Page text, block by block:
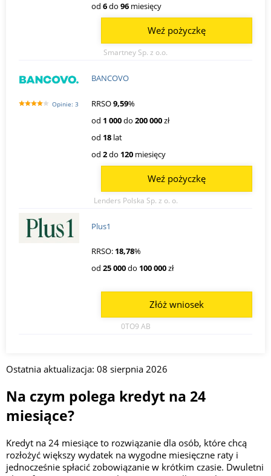
od 6do 96 miesięcy
Smartney Sp. z o.o.
Weź pożyczkę
Opinie: 3
BANCOVO
RRSO9,59%
od 1 000do 200 000zł
od 18 lat
od 2do 120 miesięcy
Lenders Polska Sp. z o. o.
Weź pożyczkę
Plus1
RRSO: 18,78%
od 25 000do 100 000zł
0TO9 AB
Złóż wniosek
Ostatnia aktualizacja: 08 sierpnia 2026
Na czym polega kredyt na 24
miesiące?
Kredyt na 24 miesiące to rozwiązanie dla osób, które chcą
rozłożyć większy wydatek na wygodne miesięczne raty i
jednocześnie spłacić zobowiązanie w krótkim czasie. Dwuletni